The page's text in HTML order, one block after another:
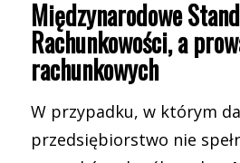
Międzynarodowe
Rachunkowości, a
rachunkowych
W przypadku, w którym
przedsiębiorstwo nie